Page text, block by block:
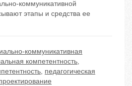
коммуникативной
этапы и средства ее
коммуникативная
компетентность,
, педагогическая